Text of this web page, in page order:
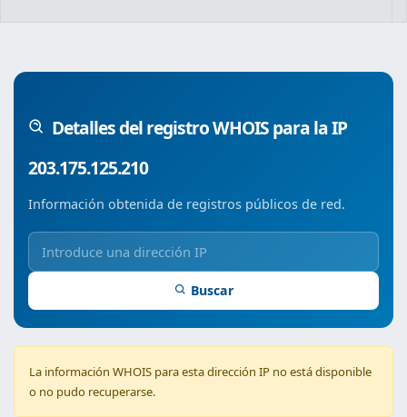
Detalles del registro WHOIS para la IP
203.175.125.210
Información obtenida de registros públicos de red.
Buscar
La información WHOIS para esta dirección IP no está disponible
o no pudo recuperarse.